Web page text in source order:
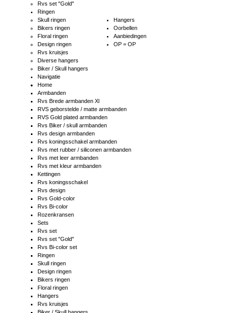
Rvs set "Gold"
Ringen
Skull ringen
Bikers ringen
Floral ringen
Design ringen
Hangers
Rvs kruisjes
Diverse hangers
Biker / Skull hangers
Oorbellen
Aanbiedingen
OP = OP
Navigatie
Home
Armbanden
Rvs Brede armbanden Xl
RVS geborstelde / matte armbanden
RVS Gold plated armbanden
Rvs Biker / skull armbanden
Rvs design armbanden
Rvs koningsschakel armbanden
Rvs met rubber / siliconen armbanden
Rvs met leer armbanden
Rvs met kleur armbanden
Kettingen
Rvs koningsschakel
Rvs design
Rvs Gold-color
Rvs Bi-color
Rozenkransen
Sets
Rvs set
Rvs set "Gold"
Rvs Bi-color set
Ringen
Skull ringen
Design ringen
Bikers ringen
Floral ringen
Hangers
Rvs kruisjes